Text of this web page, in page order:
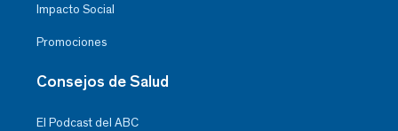
Impacto Social
Promociones
Consejos de Salud
El Podcast del ABC